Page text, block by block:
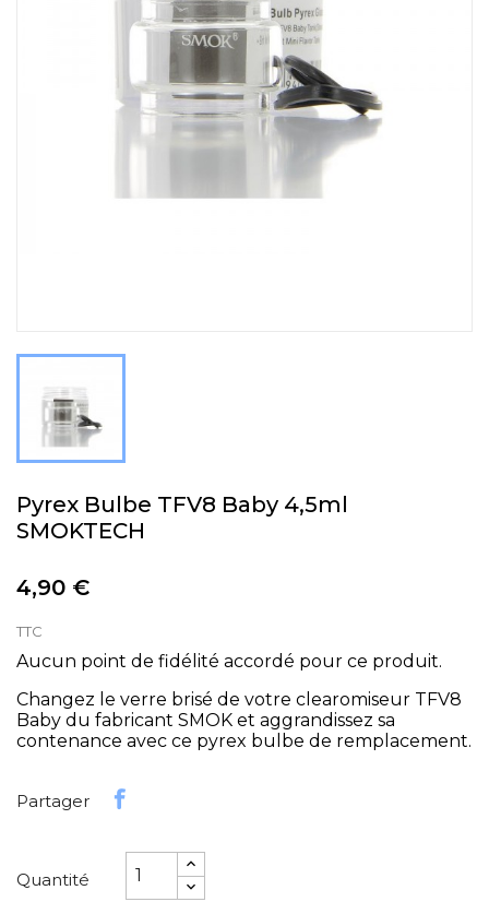
Pyrex Bulbe TFV8 Baby 4,5ml
SMOKTECH
4,90 €
TTC
Aucun point de fidélité accordé pour ce produit.
Changez le verre brisé de votre clearomiseur TFV8
Baby du fabricant SMOK et aggrandissez sa
contenance avec ce pyrex bulbe de remplacement.
Partager
Quantité